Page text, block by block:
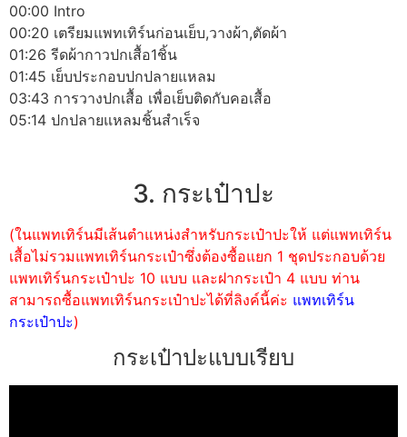
00:00 Intro
00:20 เตรียมแพทเทิร์นก่อนเย็บ,วางผ้า,ตัดผ้า
01:26 รีดผ้ากาวปกเสื้อ1ชิ้น
01:45 เย็บประกอบปกปลายแหลม
03:43 การวางปกเสื้อ เพื่อเย็บติดกับคอเสื้อ
05:14 ปกปลายแหลมชิ้นสำเร็จ
3. กระเป๋าปะ
(ในแพทเทิร์นมีเส้นตำแหน่งสำหรับกระเป๋าปะให้ แต่แพทเทิร์น
เสื้อไม่รวมแพทเทิร์นกระเป๋าซึ่งต้องซื้อแยก 1 ชุดประกอบด้วย
แพทเทิร์นกระเป๋าปะ 10 แบบ และฝากระเป๋า 4 แบบ ท่าน
สามารถซื้อแพทเทิร์นกระเป๋าปะได้ที่ลิงค์นี้ค่ะ แพทเทิร์น
กระเป๋าปะ)
กระเป๋าปะแบบเรียบ